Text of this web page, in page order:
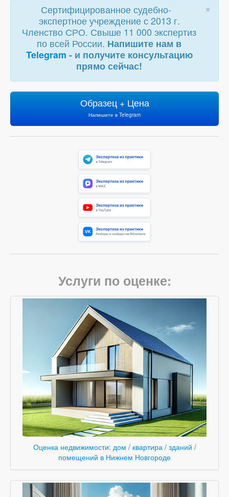
×
Сертифицированное судебно-
экспертное учреждение с 2013 г.
Членство СРО. Свыше 11 000 экспертиз
по всей России. Напишите нам в
Telegram - и получите консультацию
прямо сейчас!
Образец + Цена
Напишите в Telegram
Услуги по оценке:
Оценка недвижимости: дом / квартира / зданий /
помещений в Нижнем Новгороде